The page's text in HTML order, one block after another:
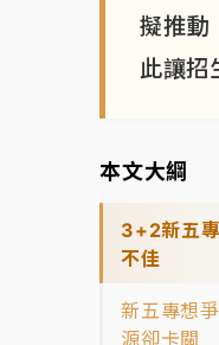
擬推動
此讓招
本文大綱
3+2新五
不佳
新五專想
源卻卡關